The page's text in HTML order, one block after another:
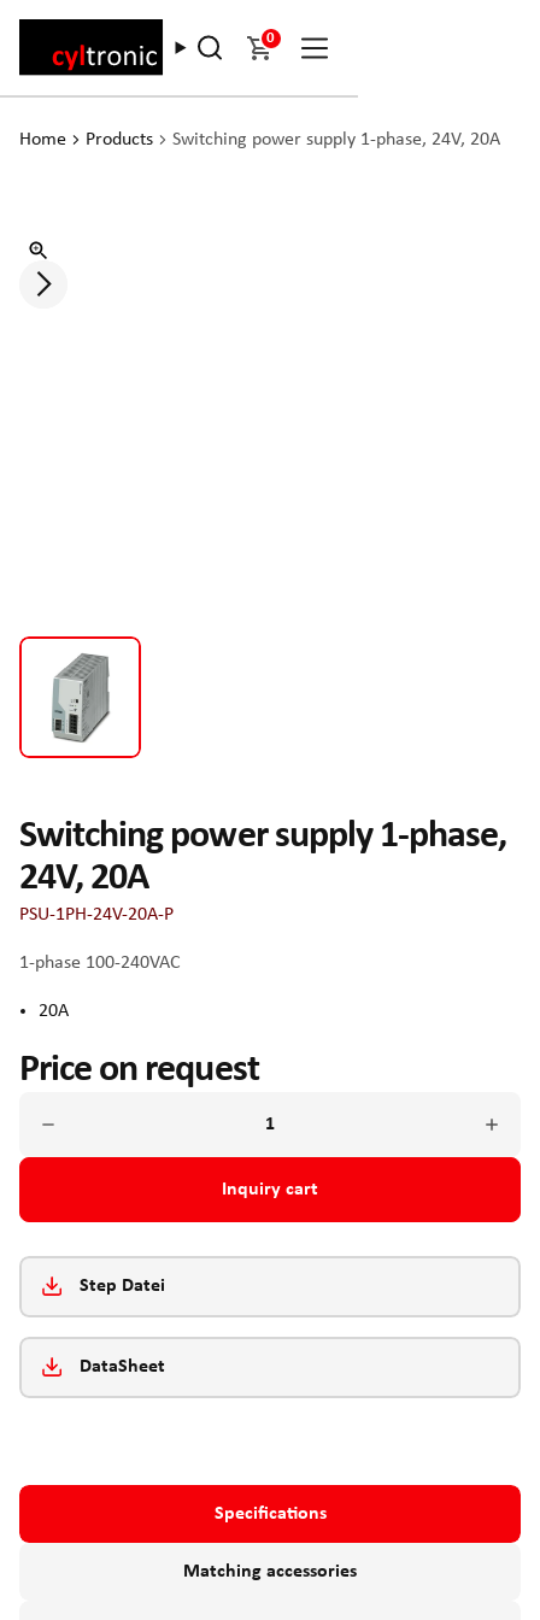
0
Home Products Switching power supply 1-phase, 24V, 20A
Switching power supply 1-phase,
24V, 20A
PSU-1PH-24V-20A-P
1-phase 100-240VAC
20A
Price on request
Inquiry cart
Step Datei
DataSheet
Specifications
Matching accessories